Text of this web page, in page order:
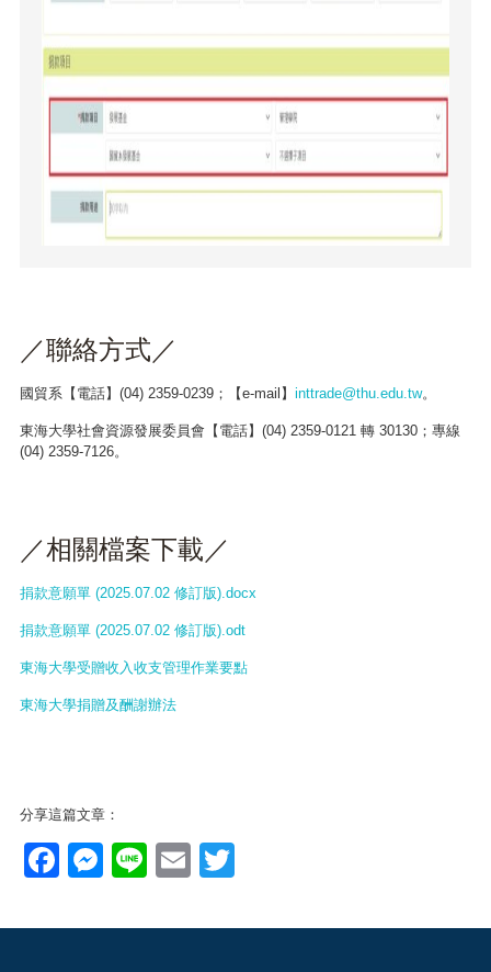
／聯絡方式／
國貿系【電話】(04) 2359-0239；【e-mail】 inttrade@thu.edu.tw。
東海大學社會資源發展委員會【電話】(04) 2359-0121 轉 30130；專線
(04) 2359-7126。
／相關檔案下載／
捐款意願單 (2025.07.02 修訂版).docx
捐款意願單 (2025.07.02 修訂版).odt
東海大學受贈收入收支管理作業要點
東海大學捐贈及酬謝辦法
分享這篇文章：
Facebook
Messenger
LineEmail